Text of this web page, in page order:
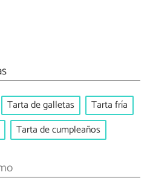
Tarta de galletas
Tarta fría
Tarta de cumpleaños